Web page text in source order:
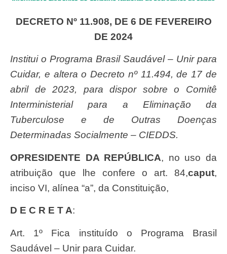
DECRETO Nº 11.908, DE 6 DE FEVEREIRO
DE 2024
Institui o Programa Brasil Saudável – Unir para
Cuidar, e altera o Decreto nº 11.494, de 17 de
abril de 2023, para dispor sobre o Comitê
Interministerial para a Eliminação da
Tuberculose e de Outras Doenças
Determinadas Socialmente – CIEDDS.
OPRESIDENTE DA REPÚBLICA, no uso da
atribuição que lhe confere o art. 84,caput,
inciso VI, alínea “a”, da Constituição,
D E C R E T A:
Art. 1º Fica instituído o Programa Brasil
Saudável – Unir para Cuidar.